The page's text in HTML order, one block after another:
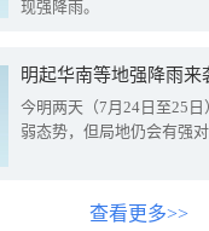
现强降雨。
明起华南等地强降雨
今明两天（7月24日至25
弱态势，但局地仍会有强
查看更多>>